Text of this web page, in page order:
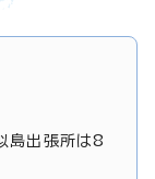
島出張所は8